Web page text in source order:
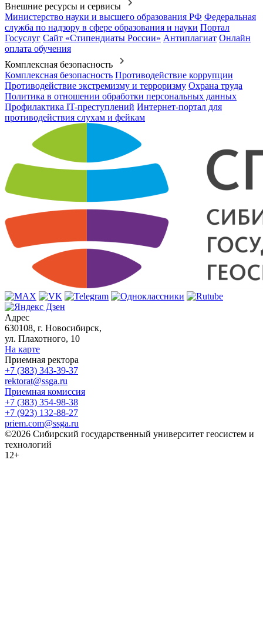
Внешние ресурсы и сервисы
Министерство науки и высшего образования РФ Федеральная
служба по надзору в сфере образования и науки Портал
Госуслуг Сайт «Стипендиаты России» Антиплагиат Онлайн
оплата обучения
Комплексная безопасность
Комплексная безопасность Противодействие коррупции
Противодействие экстремизму и терроризму Охрана труда
Политика в отношении обработки персональных данных
Профилактика IT-преступлений Интернет-портал для
противодействия слухам и фейкам
Адрес
630108, г. Новосибирск,
ул. Плахотного, 10
На карте
Приемная ректора
+7 (383) 343-39-37
rektorat@ssga.ru
Приемная комиссия
+7 (383) 354-98-38
+7 (923) 132-88-27
priem.com@ssga.ru
©2026 Сибирский государственный университет геосистем и
технологий
12+